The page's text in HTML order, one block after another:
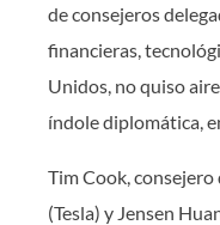
de consejeros
financieras,
Unidos, no quiso
índole diplomática,
Tim Cook,
(Tesla) y Jensen